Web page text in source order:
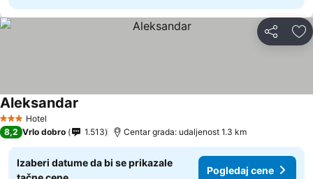
Deli
3 Zvezdice
Hotel
Aleksandar
8,2 Vrlo dobro 1.513 Centar grada: udaljenost 1.3 km
Izaberi datume da bi se prikazale
Pogledaj cene